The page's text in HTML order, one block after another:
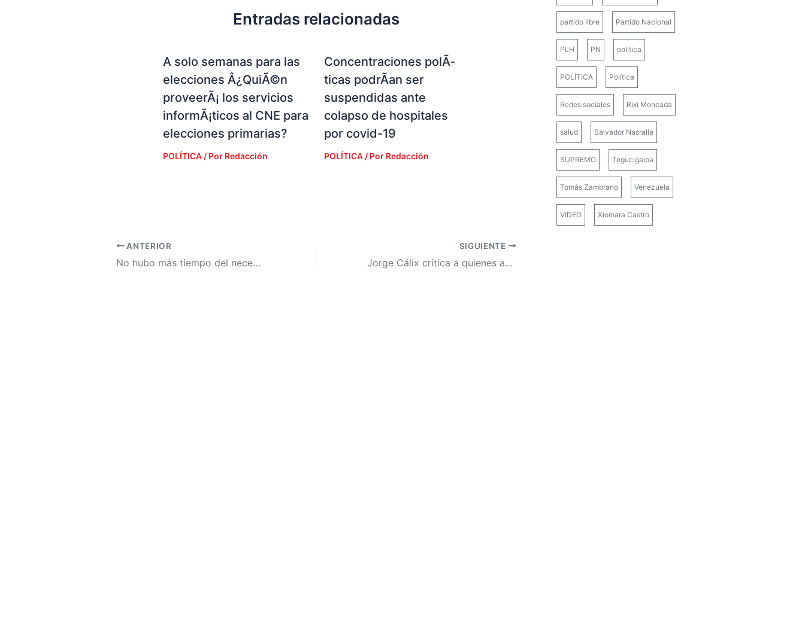
Entradas relacionadas
A solo semanas para las
elecciones Â¿QuiÃ©n
proveerÃ¡ los servicios
informÃ¡ticos al CNE para
elecciones primarias?
POLÍTICA / Por Redacción
Concentraciones polÃ­
ticas podrÃ­an ser
suspendidas ante
colapso de hospitales
por covid-19
POLÍTICA/ Por Redacción
ANTERIOR
No hubo más tiempo del necesario
SIGUIENTE
Jorge Cálix critica a quienes aspiran a la presidencia sin conocer los problemas del pueblo hondureño
partido libre Partido Nacional
PLH PN politica
POLÍTICA Política
Redes sociales Rixi Moncada
salud Salvador Nasralla
SUPREMO Tegucigalpa
Tomás Zambrano Venezuela
VIDEO Xiomara Castro